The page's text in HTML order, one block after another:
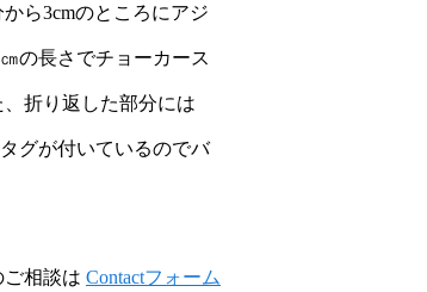
ら3cmのところにアジ
の長さでチョーカース
折り返した部分には
グが付いているのでバ
相談は Contactフォーム